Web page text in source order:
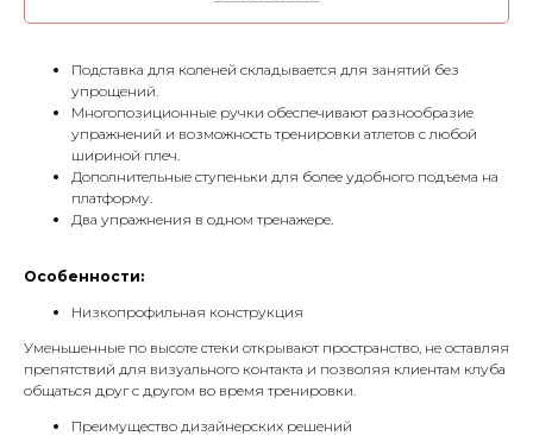
Подставка для коленей складывается для занятий без
упрощений.
Многопозиционные ручки обеспечивают разнообразие
упражнений и возможность тренировки атлетов с любой
шириной плеч.
Дополнительные ступеньки для более удобного подъема на
платформу.
Два упражнения в одном тренажере.
Особенности:
Низкопрофильная конструкция
Уменьшенные по высоте стеки открывают пространство, не оставляя
препятствий для визуального контакта и позволяя клиентам клуба
общаться друг с другом во время тренировки.
Преимущество дизайнерских решений